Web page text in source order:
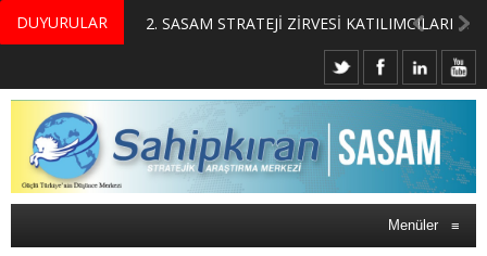
DUYURULAR
MERKEZİMİZ BÜNYESİNDE YETİŞTİRİLMEK ÜZERE GÖNÜLLÜ ÜLKE MASASI UZMANI VE UZMAN ADAYLARI ARIYORUZ 2. SASAM STRATEJİ ZİRVESİ KATILIMCILARI BELLİ OLDU
Menüler ≡